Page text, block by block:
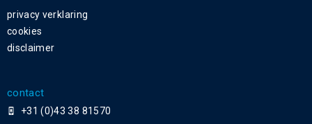
privacy verklaring
cookies
disclaimer
contact
+31 (0)43 38 81570